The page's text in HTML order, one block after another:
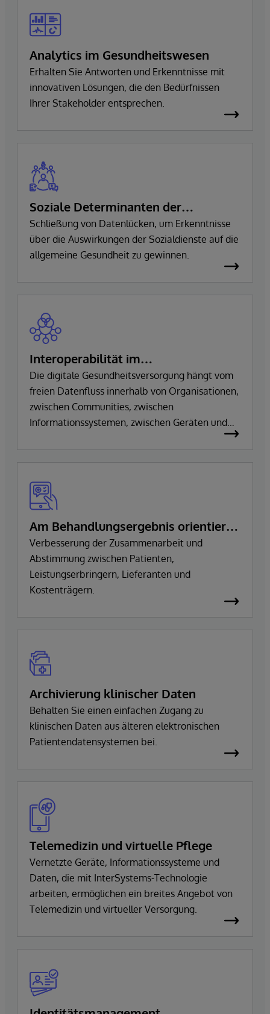
Analytics im Gesundheitswesen
Erhalten Sie Antworten und Erkenntnisse mit
innovativen Lösungen, die den Bedürfnissen
Ihrer Stakeholder entsprechen.
Soziale Determinanten der
Gesundheit
Schließung von Datenlücken, um Erkenntnisse
über die Auswirkungen der Sozialdienste auf die
allgemeine Gesundheit zu gewinnen.
Interoperabilität im
Gesundheitswesen
Die digitale Gesundheitsversorgung hängt vom
freien Datenfluss innerhalb von Organisationen,
zwischen Communities, zwischen
Informationssystemen, zwischen Geräten und
Apps sowie zwischen Gesundheitsdienstleistern
gemeinsamen Set von
Interoperabilitätsdiensten, die praktisch alle
Am Behandlungsergebnis orientierte
Versorgung
Verbesserung der Zusammenarbeit und
Abstimmung zwischen Patienten,
Leistungserbringern, Lieferanten und
Kostenträgern.
Archivierung klinischer Daten
Behalten Sie einen einfachen Zugang zu
klinischen Daten aus älteren elektronischen
Patientendatensystemen bei.
Telemedizin und virtuelle Pflege
Vernetzte Geräte, Informationssysteme und
Daten, die mit InterSystems-Technologie
arbeiten, ermöglichen ein breites Angebot von
Telemedizin und virtueller Versorgung.